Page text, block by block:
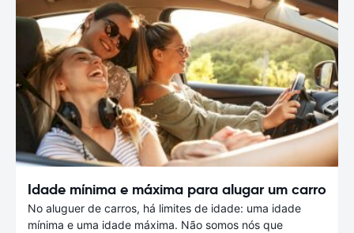
Idade mínima e máxima para alugar um carro
No aluguer de carros, há limites de idade: uma idade
mínima e uma idade máxima. Não somos nós que